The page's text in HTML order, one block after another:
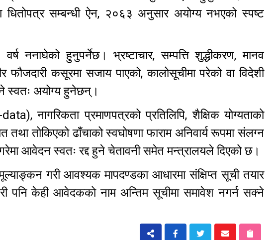
धितोपत्र सम्बन्धी ऐन, २०६३ अनुसार अयोग्य नभएको स्पष्ट
ननाघेको हुनुपर्नेछ। भ्रष्टाचार, सम्पत्ति शुद्धीकरण, मानव
फौजदारी कसूरमा सजाय पाएको, कालोसूचीमा परेको वा विदेशी
स्वतः अयोग्य हुनेछन्।
नागरिकता प्रमाणपत्रको प्रतिलिपि, शैक्षिक योग्यताको
तोकिएको ढाँचाको स्वघोषणा फाराम अनिवार्य रूपमा संलग्न
आवेदन स्वतः रद्द हुने चेतावनी समेत मन्त्रालयले दिएको छ।
गरी आवश्यक मापदण्डका आधारमा संक्षिप्त सूची तयार
पनि केही आवेदकको नाम अन्तिम सूचीमा समावेश नगर्न सक्ने